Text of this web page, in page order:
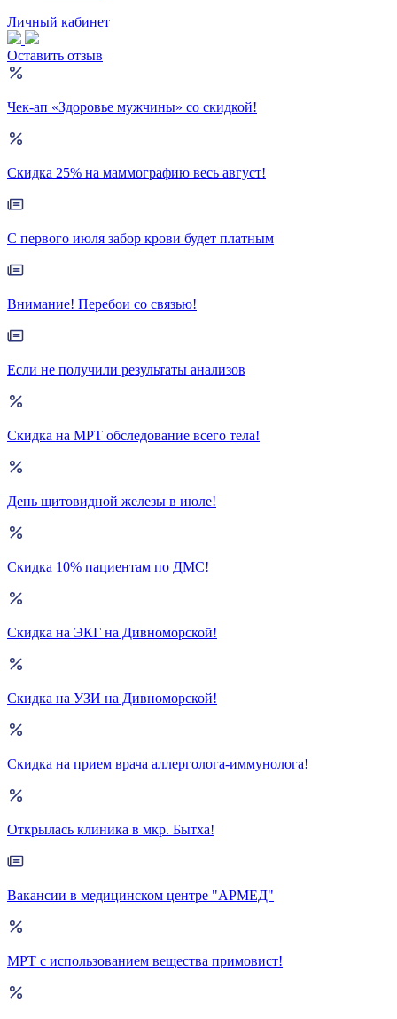
Личный кабинет
Оставить отзыв
Чек-ап «Здоровье мужчины» со скидкой!
Скидка 25% на маммографию весь август!
С первого июля забор крови будет платным
Внимание! Перебои со связью!
Если не получили результаты анализов
Скидка на МРТ обследование всего тела!
День щитовидной железы в июле!
Скидка 10% пациентам по ДМС!
Скидка на ЭКГ на Дивноморской!
Скидка на УЗИ на Дивноморской!
Скидка на прием врача аллерголога-иммунолога!
Открылась клиника в мкр. Бытха!
Вакансии в медицинском центре "АРМЕД"
МРТ с использованием вещества примовист!